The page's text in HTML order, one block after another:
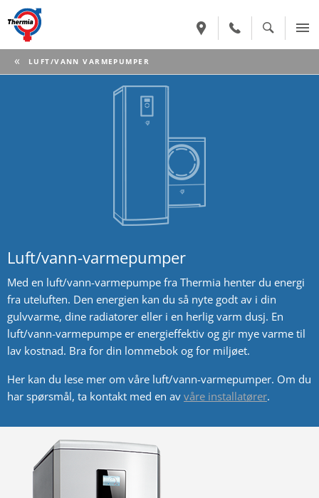
CURRENT:
LUFT/VANN VARMEPUMPER
Luft/vann-varmepumper
Med en luft/vann-varmepumpe fra Thermia henter du energi
fra uteluften. Den energien kan du så nyte godt av i din
gulvvarme, dine radiatorer eller i en herlig varm dusj. En
luft/vann-varmepumpe er energieffektiv og gir mye varme til
lav kostnad. Bra for din lommebok og for miljøet.
Her kan du lese mer om våre luft/vann-varmepumper. Om du
har spørsmål, ta kontakt med en av våre installatører.